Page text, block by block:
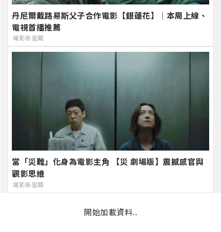
丹尼爾戴路易斯父子合作電影【銀蓮花】｜本周上線、
電視首播推薦
電影新星聞
當「災難」化身為電影主角 【災 劇場版】震撼感官與
觀影思維
電影新星聞
開始加載資料..